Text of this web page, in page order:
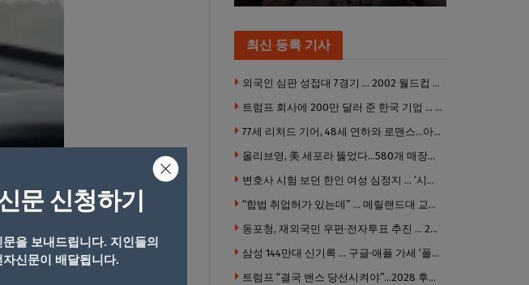
회하는 순간이 포착됐다.
의 도로에서 거대한 사자가
최신 등록 기사
외국인 심판 성접대 7경기 … 2002 월드컵 4강 신화도 흔들
트럼프 회사에 200만 달러 준 한국 기업 … 민주당 뇌물의혹 조사
77세 리처드 기어, 48세 연하와 로맨스…아들과 3살 차
올리브영, 美 세포라 뚫었다…580개 매장에 ‘K뷰티에딧’ 론칭
변호사 시험 보던 한인 여성 심정지 … ‘시험장측 대응 부적절’ 소송
“합법 취업허가 있는데” … 메릴랜드대 교수, 공항서 ICE에 체포, 구금 중
동포청, 재외국민 우편·전자투표 추진 … 2028년 도입 목표
삼성 144만대 신기록 … 구글·애플 가세 ‘폴더블 대전’ 열린다
트럼프 “결국 밴스 당선시켜야”…2028 후계 구도 힘 싣나
문 신청하기
을 보내드립니다. 지인들의
신문이 배달됩니다.